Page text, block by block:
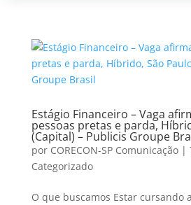
Estágio Financeiro – Vaga
pessoas pretas e parda,
(Capital) – Publicis Groupe
por CORECON-SP Comunicação|
Categorizado
O que buscamos Estar cursando